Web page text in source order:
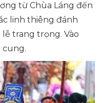
từ Chùa Láng đến
linh thiêng đánh
trang trọng. Vào
cung.